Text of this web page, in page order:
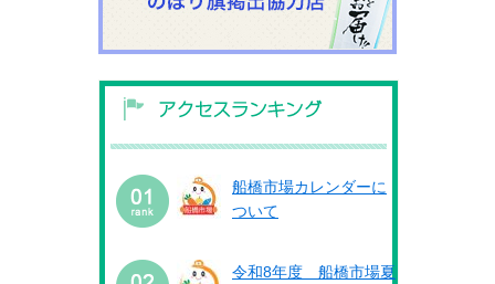
船橋市場カレンダーに
ついて
令和8年度 船橋市場夏